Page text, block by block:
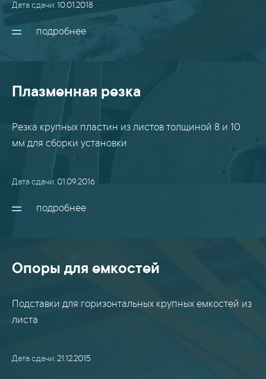
Дата сдачи:10.01.2018
подробнее
Плазменная резка
Резка крупных пластин из листов толщиной 8 и 10
мм для сборки установки
Дата сдачи:01.09.2016
подробнее
Опоры для емкостей
Подставки для горизонтальных крупных емкостей из
листа
Дата сдачи:21.12.2015